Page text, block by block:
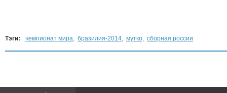
Тэги: чемпионат мира, бразилия-2014, мутко, сборная россии